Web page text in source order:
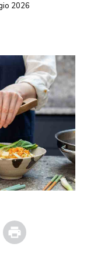
2026
Print